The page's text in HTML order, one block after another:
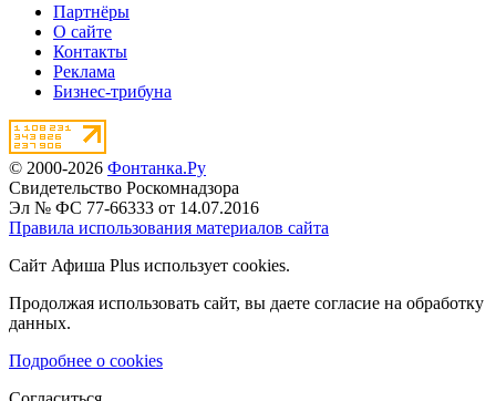
Партнёры
О сайте
Контакты
Реклама
Бизнес-трибуна
© 2000-2026 Фонтанка.Ру
Свидетельство Роскомнадзора
Эл № ФС 77-66333 от 14.07.2016
Правила использования материалов сайта
Сайт Афиша Plus использует cookies.
Продолжая использовать сайт, вы даете согласие на обработку
данных.
Подробнее о cookies